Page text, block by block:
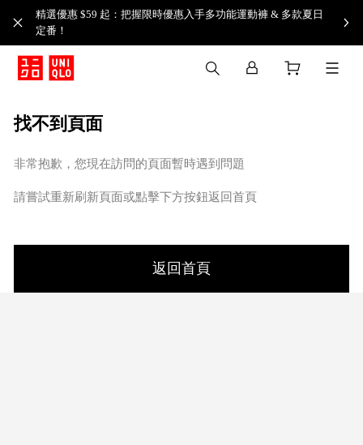
精選優惠 $59 起：把握限時優惠入手多功能運動褲 & 多款夏日
定番！​
找不到頁面
非常抱歉，您現在訪問的頁面暫時遇到問題
請嘗試重新刷新頁面或點擊下方按鈕返回首頁
返回首頁